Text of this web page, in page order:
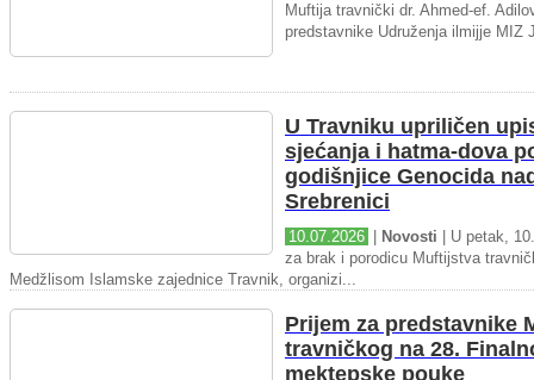
Muftija travnički dr. Ahmed-ef.
predstavnike Udruženja ilmijje MIZ
U Travniku upriličen
sjećanja i hatma-dova
godišnjice Genocida
Srebrenici
10.07.2026 Novosti | U petak,
za brak i porodicu Muftijstva
Medžlisom Islamske zajednice Travnik, organizi...
Prijem za predstavnike
travničkog na 28.
mektepske pouke